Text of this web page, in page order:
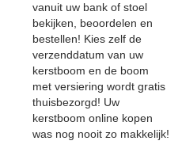
vanuit uw bank of stoel
bekijken, beoordelen en
bestellen! Kies zelf de
verzenddatum van uw
kerstboom en de boom
met versiering wordt gratis
thuisbezorgd! Uw
kerstboom online kopen
was nog nooit zo makkelijk!